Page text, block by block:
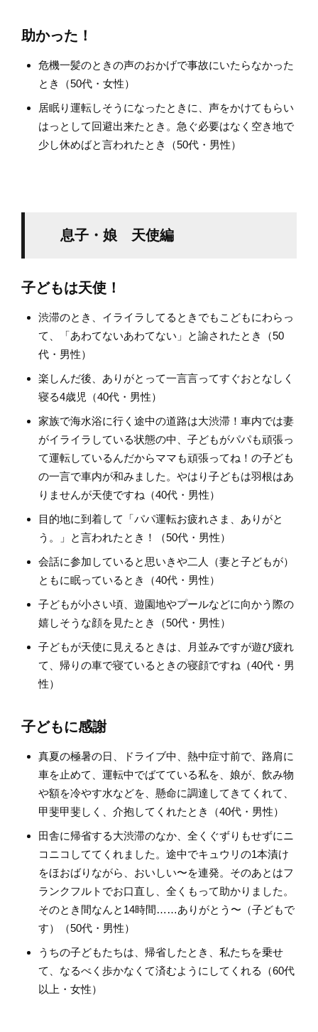
助かった！
危機一髪のときの声のおかげで事故にいたらなかった
とき（50代・女性）
居眠り運転しそうになったときに、声をかけてもらい
はっとして回避出来たとき。急ぐ必要はなく空き地で
少し休めばと言われたとき（50代・男性）
息子・娘 天使編
子どもは天使！
渋滞のとき、イライラしてるときでもこどもにわらっ
て、「あわてないあわてない」と諭されたとき（50
代・男性）
楽しんだ後、ありがとって一言言ってすぐおとなしく
寝る4歳児（40代・男性）
家族で海水浴に行く途中の道路は大渋滞！車内では妻
がイライラしている状態の中、子どもがパパも頑張っ
て運転しているんだからママも頑張ってね！の子ども
の一言で車内が和みました。やはり子どもは羽根はあ
りませんが天使ですね（40代・男性）
目的地に到着して「パパ運転お疲れさま、ありがと
う。」と言われたとき！（50代・男性）
会話に参加していると思いきや二人（妻と子どもが）
ともに眠っているとき（40代・男性）
子どもが小さい頃、遊園地やプールなどに向かう際の
嬉しそうな顔を見たとき（50代・男性）
子どもが天使に見えるときは、月並みですが遊び疲れ
て、帰りの車で寝ているときの寝顔ですね（40代・男
性）
子どもに感謝
真夏の極暑の日、ドライブ中、熱中症寸前で、路肩に
車を止めて、運転中でばてている私を、娘が、飲み物
や額を冷やす水などを、懸命に調達してきてくれて、
甲斐甲斐しく、介抱してくれたとき（40代・男性）
田舎に帰省する大渋滞のなか、全くぐずりもせずにニ
コニコしててくれました。途中でキュウリの1本漬け
をほおばりながら、おいしい〜を連発。そのあとはフ
ランクフルトでお口直し、全くもって助かりました。
そのとき間なんと14時間……ありがとう〜（子どもで
す）（50代・男性）
うちの子どもたちは、帰省したとき、私たちを乗せ
て、なるべく歩かなくて済むようにしてくれる（60代
以上・女性）